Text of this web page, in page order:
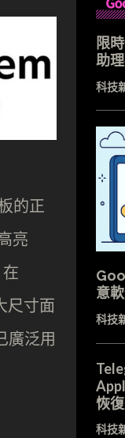
的正
亮
尺寸面
廣泛用
限
助
科技
意
科技
恢
科技